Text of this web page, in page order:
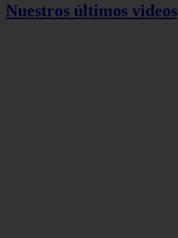
Nuestros últimos videos